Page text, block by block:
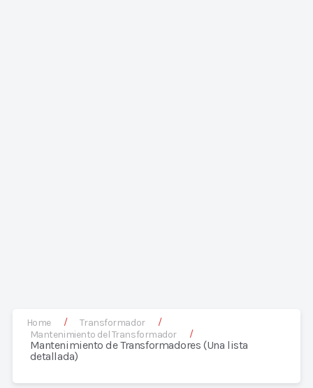
Home / Transformador
/
Mantenimiento del Transformador
/
Mantenimiento de Transformadores (Una lista
detallada)